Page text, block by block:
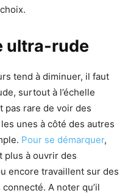
ultra-rude
tend à diminuer, il faut
surtout à l’échelle
pas rare de voir des
unes à côté des autres
Pour se démarquer,
plus à ouvrir des
encore travaillent sur des
A noter qu’il